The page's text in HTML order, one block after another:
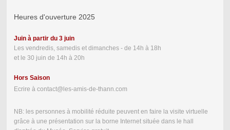
Heures d'ouverture 2025
Juin à partir du 3 juin
Les vendredis, samedis et dimanches - de 14h à 18h
et le 30 juin de 14h à 20h
Hors Saison
Ecrire à contact@les-amis-de-thann.com
NB: les personnes à mobilité réduite peuvent en faire la visite virtuelle
grâce à une présentation sur la borne Internet située dans le hall